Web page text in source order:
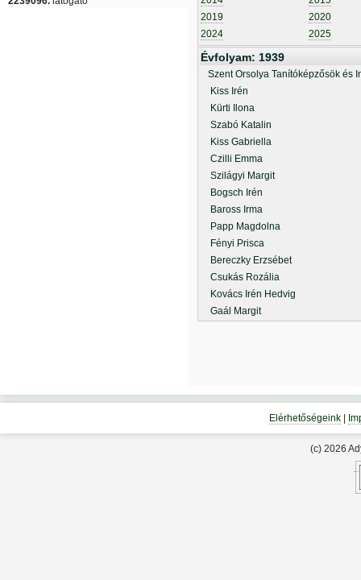
2019
2020
2024
2025
Évfolyam: 1939
Szent Orsolya Tanítóképzősök és
Kiss Irén
Kürti Ilona
Szabó Katalin
Kiss Gabriella
Czilli Emma
Szilágyi Margit
Bogsch Irén
Baross Irma
Papp Magdolna
Fényi Prisca
Bereczky Erzsébet
Csukás Rozália
Kovács Irén Hedvig
Gaál Margit
Elérhetőségeink|
(c) 2026